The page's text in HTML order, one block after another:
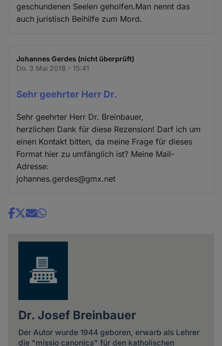
geschundenen Seelen geholfen.Man nennt das
auch juristisch Beihilfe zum Mord.
Johannes Gerdes (nicht überprüft)
Do. 3 Mai 2018 - 15:41
Sehr geehrter Herr Dr.
Sehr geehrter Herr Dr. Breinbauer,
herzlichen Dank für diese Rezension! Darf ich um
einen Kontakt bitten, da meine Frage für dieses
Format hier zu umfänglich ist? Meine Mail-
Adresse:
johannes.gerdes@gmx.net
Share
Dr. Josef Breinbauer
Der Autor wurde 1944 geboren, erwarb als Lehrer
die "missio canonica" für den katholischen